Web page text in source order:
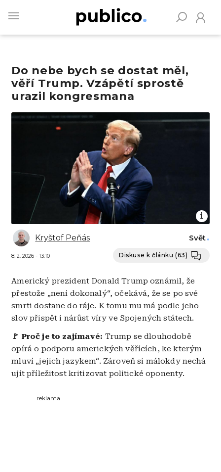
main
Do nebe bych se dostat měl,
věří Trump. Vzápětí sprostě
urazil kongresmana
Obrázek
Kryštof Peňás
8. 2. 2026 - 13:10
Svět
Diskuse k článku(63)
Americký prezident Donald Trump oznámil, že
přestože „není dokonalý“, očekává, že se po své
smrti dostane do ráje. K tomu mu má podle jeho
slov přispět i nárůst víry ve Spojených státech.
🚩 Proč je to zajímavé: Trump se dlouhodobě
opírá o podporu amerických věřících, ke kterým
mluví „jejich jazykem“. Zároveň si málokdy nechá
ujít příležitost kritizovat politické oponenty.
reklama
Vyhledávejte na Publiku